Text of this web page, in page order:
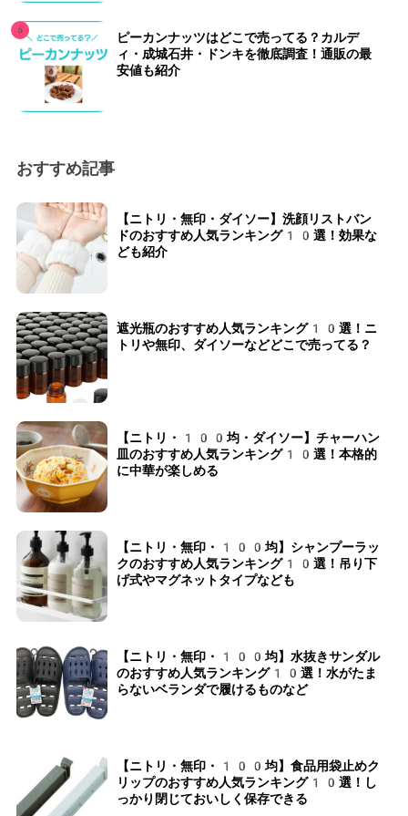
ピーカンナッツはどこで売ってる？カルデ
ィ・成城石井・ドンキを徹底調査！通販の最
安値も紹介
おすすめ記事
【ニトリ・無印・ダイソー】洗顔リストバン
ドのおすすめ人気ランキング10選！効果な
ども紹介
遮光瓶のおすすめ人気ランキング10選！ニ
トリや無印、ダイソーなどどこで売ってる？
【ニトリ・100均・ダイソー】チャーハン
皿のおすすめ人気ランキング10選！本格的
に中華が楽しめる
【ニトリ・無印・100均】シャンプーラッ
クのおすすめ人気ランキング10選！吊り下
げ式やマグネットタイプなども
【ニトリ・無印・100均】水抜きサンダル
のおすすめ人気ランキング10選！水がたま
らないベランダで履けるものなど
【ニトリ・無印・100均】食品用袋止めク
リップのおすすめ人気ランキング10選！し
っかり閉じておいしく保存できる